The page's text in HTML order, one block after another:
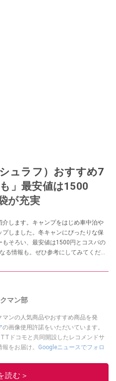
ュラフ）おすすめ7
」最安値は1500
が充実
します。キャンプをはじめ車中泊や
しました。冬キャンにぴったりな保
そろい、最安値は1500円とコスパの
る情報も。ぜひ参考にしてみてくださ
マン部
ンの人気商品やおすすめ商品を発
の画像使用許諾をいただいています。
ドコモと共同開設したレコメンドサ
をお届け。 Googleニュースでフォロ
イチオシストの他の記事を読む
読む＞